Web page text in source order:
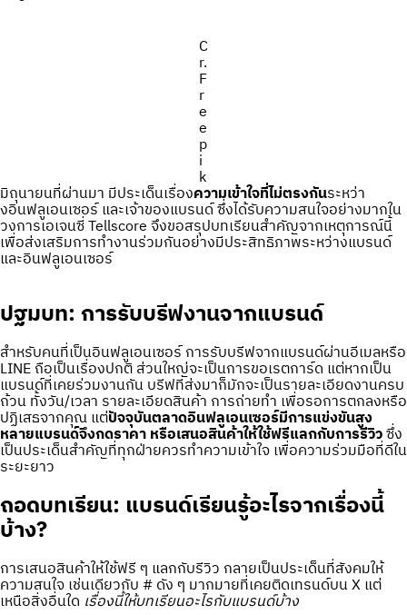
C
r.
F
r
e
e
p
i
k
มิถุนายนที่ผ่านมา มีประเด็นเรื่องความเข้าใจที่ไม่ตรงกันระหว่า
งอินฟลูเอนเซอร์ และเจ้าของแบรนด์ ซึ่งได้รับความสนใจอย่างมากใน
วงการเอเจนซี่ Tellscore จึงขอสรุปบทเรียนสำคัญจากเหตุการณ์นี้
เพื่อส่งเสริมการทำงานร่วมกันอย่างมีประสิทธิภาพระหว่างแบรนด์
และอินฟลูเอนเซอร์
ปฐมบท: การรับบรีฟงานจากแบรนด์
สำหรับคนที่เป็นอินฟลูเอนเซอร์ การรับบรีฟจากแบรนด์ผ่านอีเมลหรือ
LINE ถือเป็นเรื่องปกติ ส่วนใหญ่จะเป็นการขอเรตการ์ด แต่หากเป็น
แบรนด์ที่เคยร่วมงานกัน บรีฟที่ส่งมาก็มักจะเป็นรายละเอียดงานครบ
ถ้วน ทั้งวัน/เวลา รายละเอียดสินค้า การถ่ายทำ เพื่อรอการตกลงหรือ
ปฏิเสธจากคุณ แต่ปัจจุบันตลาดอินฟลูเอนเซอร์มีการแข่งขันสูง
หลายแบรนด์จึงกดราคา หรือเสนอสินค้าให้ใช้ฟรีแลกกับการรีวิวซึ่ง
เป็นประเด็นสำคัญที่ทุกฝ่ายควรทำความเข้าใจ เพื่อความร่วมมือที่ดีใน
ระยะยาว
ถอดบทเรียน: แบรนด์เรียนรู้อะไรจากเรื่องนี้
บ้าง?
การเสนอสินค้าให้ใช้ฟรี ๆ แลกกับรีวิว กลายเป็นประเด็นที่สังคมให้
ความสนใจ เช่นเดียวกับ # ดัง ๆ มากมายที่เคยติดเทรนด์บน X แต่
เหนือสิ่งอื่นใด เรื่องนี้ให้บทเรียนอะไรกับแบรนด์บ้าง